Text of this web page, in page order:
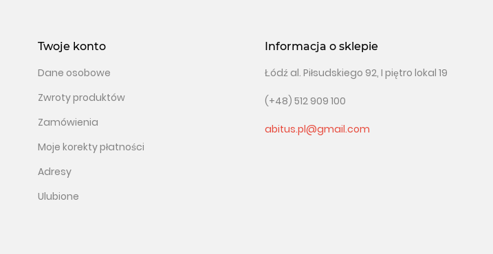
Twoje konto
Dane osobowe
Zwroty produktów
Zamówienia
Moje korekty płatności
Adresy
Ulubione
Informacja o sklepie
Łódź al. Piłsudskiego 92, I piętro lokal 19
(+48) 512 909 100
abitus.pl@gmail.com